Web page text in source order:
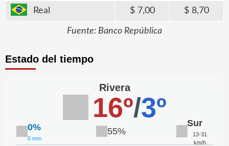
Real 7,00 8,70
Fuente: Banco República
Estado del tiempo
Rivera
16º/3º
0%
0 mm
55%
Sur
13-31
km/h